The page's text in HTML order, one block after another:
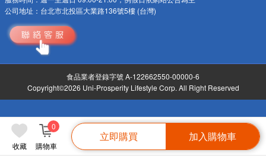
收藏 購物車
0
立即購買 加入購物車
公司地址： 台北市北投區大業路136號5樓 (台灣)
食品業者登錄字號 A-122662550-00000-6
Copyright©2026 Uni-Prosperity Lifestyle Corp. All Right Reserved